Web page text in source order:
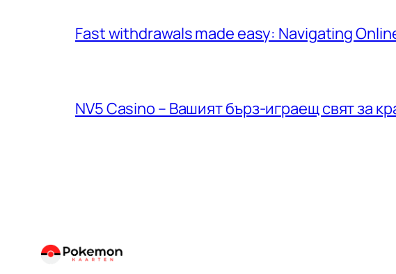
Fast withdrawals made easy: Navigating
NV5 Casino – Вашият бърз‑играещ свят за